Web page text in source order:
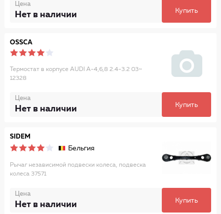
Цена
Нет в наличии Купить
OSSCA
Термостат в корпусе AUDI A-4,6,8 2.4-3.2 03~
12328
Цена
Нет в наличии Купить
SIDEM
Бельгия
Рычаг независимой подвески колеса, подвеска
колеса 37571
Цена
Нет в наличии Купить